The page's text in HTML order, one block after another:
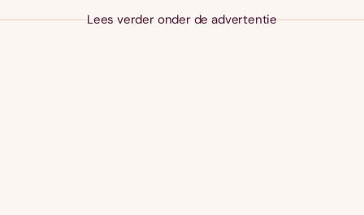
Lees verder onder de advertentie